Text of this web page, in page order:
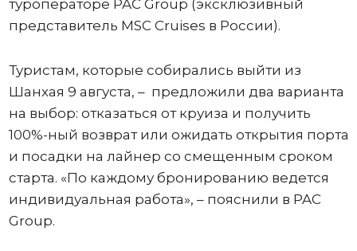
туроператоре PAC Group (эксклюзивный
представитель MSC Cruises в России).
Туристам, которые собирались выйти из
Шанхая 9 августа, – предложили два варианта
на выбор: отказаться от круиза и получить
100%-ный возврат или ожидать открытия порта
и посадки на лайнер со смещенным сроком
старта. «По каждому бронированию ведется
индивидуальная работа», – пояснили в PAC
Group.